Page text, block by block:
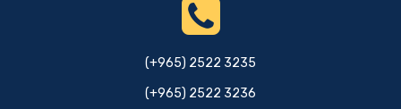
(+965) 2522 3235
(+965) 2522 3236